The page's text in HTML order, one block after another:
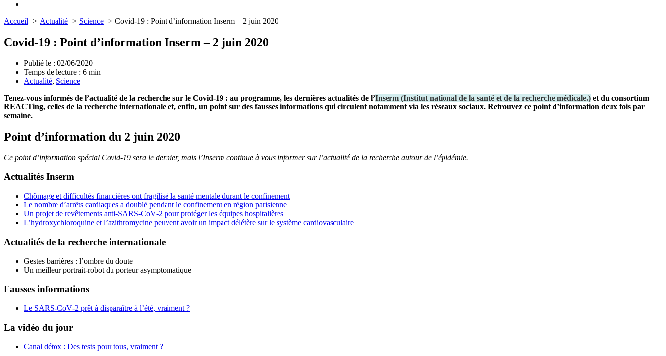
Accueil Actualité Science Covid-19 : Point d’information Inserm – 2 juin 2020
Covid-19 : Point d’information Inserm – 2 juin 2020
Publié le : 02/06/2020
Temps de lecture : 6 min
Actualité, Science
Tenez-vous informés de l’actualité de la recherche sur le Covid-19 : au programme, les dernières actualités de l’Inserm (Institut national de la santé et de la recherche médicale.) et du consortium
REACTing, celles de la recherche internationale et, enfin, un point sur des fausses informations qui circulent notamment via les réseaux sociaux. Retrouvez ce point d’information deux fois par
semaine.
Point d’information du 2 juin 2020
Ce point d’information spécial Covid-19 sera le dernier, mais l’Inserm continue à vous informer sur l’actualité de la recherche autour de l’épidémie.
Actualités Inserm
Chômage et difficultés financières ont fragilisé la santé mentale durant le confinement
Le nombre d’arrêts cardiaques a doublé pendant le confinement en région parisienne
Un projet de revêtements anti-SARS-CoV‑2 pour protéger les équipes hospitalières
L’hydroxychloroquine et l’azithromycine peuvent avoir un impact délétère sur le système cardiovasculaire
Actualités de la recherche internationale
Gestes barrières : l’ombre du doute
Un meilleur portrait-robot du porteur asymptomatique
Fausses informations
Le SARS-CoV‑2 prêt à disparaître à l’été, vraiment ?
La vidéo du jour
Canal détox : Des tests pour tous, vraiment ?